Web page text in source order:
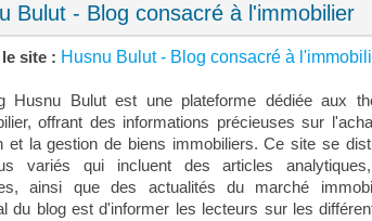
Bulut - Blog consacré à l'immobilier
site : Husnu Bulut - Blog consacré à
Husnu Bulut est une plateforme dédiée aux
offrant des informations précieuses sur
et la gestion de biens immobiliers. Ce site se
variés qui incluent des articles
ainsi que des actualités du marché
du blog est d'informer les lecteurs sur les